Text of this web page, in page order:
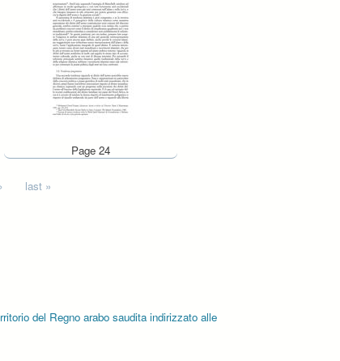
Page 24
last »
del Regno arabo saudita indirizzato alle